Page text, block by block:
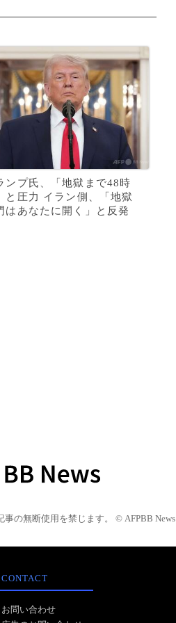
ンプ氏、「地獄まで48時
と圧力 イラン側、「地獄
はあなたに開く」と反発
の無断使用を禁じます。 © AFPBB News
CONTACT
お問い合わせ